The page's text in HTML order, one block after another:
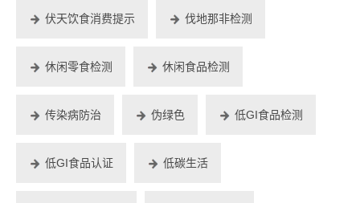
伏天饮食消费提示 伐地那非检测
休闲零食检测 休闲食品检测
传染病防治 伪绿色 低GI食品检测
低GI食品认证 低碳生活